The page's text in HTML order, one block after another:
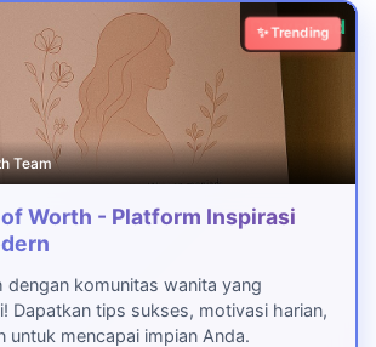
Download
✨ Trending
Team
of Worth - Platform Inspirasi
dengan komunitas wanita yang
Dapatkan tips sukses, motivasi harian,
untuk mencapai impian Anda.